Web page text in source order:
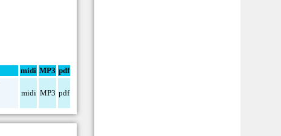
midi MP3 pdf
midi MP3 pdf